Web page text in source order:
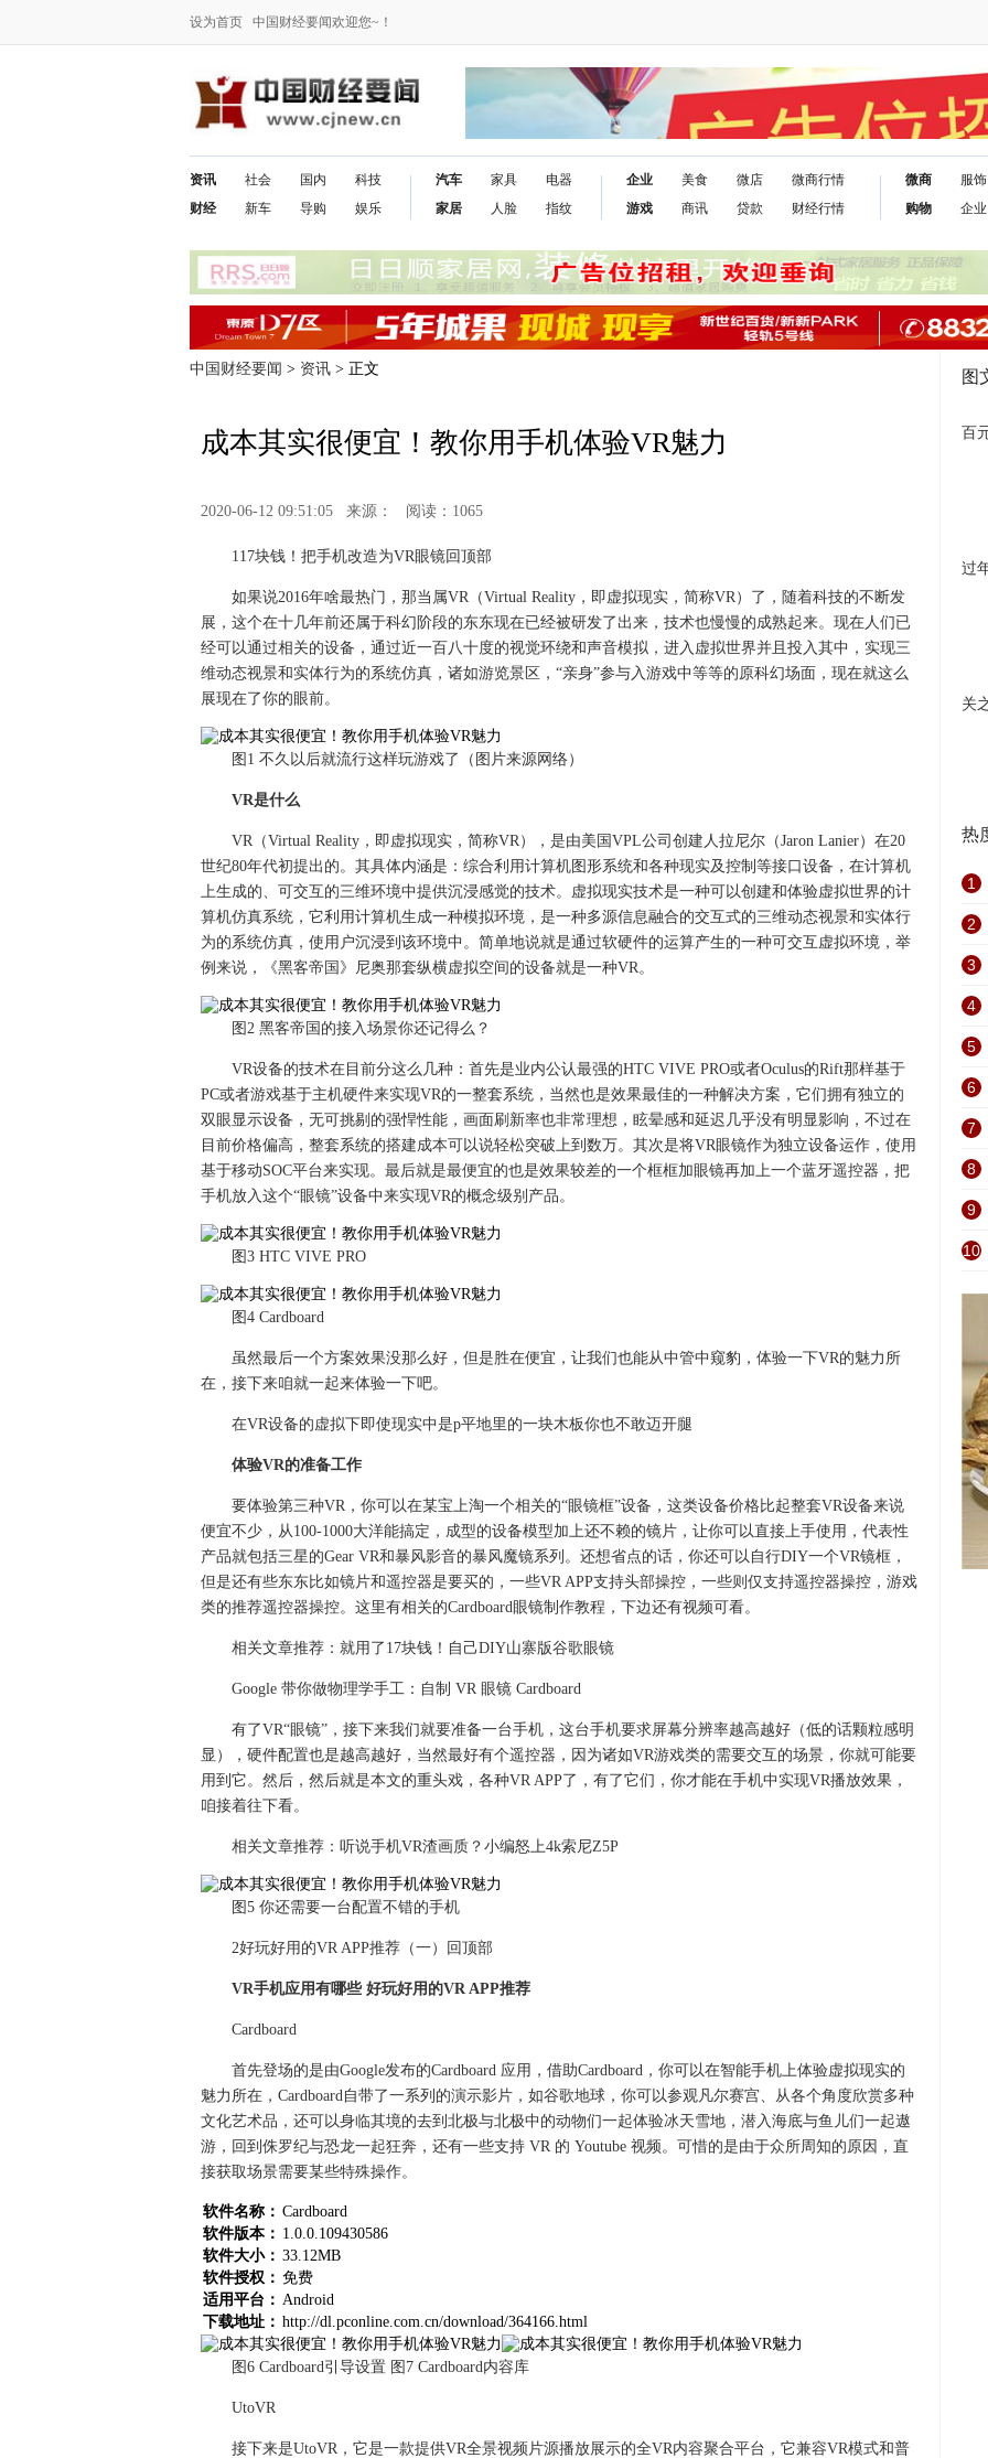
设为首页 中国财经要闻欢迎您~！
资讯
财经
社会
新车
国内
导购
科技
娱乐
汽车
家居
家具
人脸
电器
指纹
企业
游戏
美食
商讯
微店
贷款
微商行情
财经行情
微商
购物
服饰
企业
中国财经要闻 > 资讯 > 正文
成本其实很便宜！教你用手机体验VR魅力
2020-06-12 09:51:05 来源： 阅读：1065
117块钱！把手机改造为VR眼镜回顶部
如果说2016年啥最热门，那当属VR（Virtual Reality，即虚拟现实，简称VR）了，随着科技的不断发
展，这个在十几年前还属于科幻阶段的东东现在已经被研发了出来，技术也慢慢的成熟起来。现在人们已
经可以通过相关的设备，通过近一百八十度的视觉环绕和声音模拟，进入虚拟世界并且投入其中，实现三
维动态视景和实体行为的系统仿真，诸如游览景区，“亲身”参与入游戏中等等的原科幻场面，现在就这么
展现在了你的眼前。
图1 不久以后就流行这样玩游戏了（图片来源网络）
VR是什么
VR（Virtual Reality，即虚拟现实，简称VR），是由美国VPL公司创建人拉尼尔（Jaron Lanier）在20
世纪80年代初提出的。其具体内涵是：综合利用计算机图形系统和各种现实及控制等接口设备，在计算机
上生成的、可交互的三维环境中提供沉浸感觉的技术。虚拟现实技术是一种可以创建和体验虚拟世界的计
算机仿真系统，它利用计算机生成一种模拟环境，是一种多源信息融合的交互式的三维动态视景和实体行
为的系统仿真，使用户沉浸到该环境中。简单地说就是通过软硬件的运算产生的一种可交互虚拟环境，举
例来说，《黑客帝国》尼奥那套纵横虚拟空间的设备就是一种VR。
图2 黑客帝国的接入场景你还记得么？
VR设备的技术在目前分这么几种：首先是业内公认最强的HTC VIVE PRO或者Oculus的Rift那样基于
PC或者游戏基于主机硬件来实现VR的一整套系统，当然也是效果最佳的一种解决方案，它们拥有独立的
双眼显示设备，无可挑剔的强悍性能，画面刷新率也非常理想，眩晕感和延迟几乎没有明显影响，不过在
目前价格偏高，整套系统的搭建成本可以说轻松突破上到数万。其次是将VR眼镜作为独立设备运作，使用
基于移动SOC平台来实现。最后就是最便宜的也是效果较差的一个框框加眼镜再加上一个蓝牙遥控器，把
手机放入这个“眼镜”设备中来实现VR的概念级别产品。
图3 HTC VIVE PRO
图4 Cardboard
虽然最后一个方案效果没那么好，但是胜在便宜，让我们也能从中管中窥豹，体验一下VR的魅力所
在，接下来咱就一起来体验一下吧。
在VR设备的虚拟下即使现实中是p平地里的一块木板你也不敢迈开腿
体验VR的准备工作
要体验第三种VR，你可以在某宝上淘一个相关的“眼镜框”设备，这类设备价格比起整套VR设备来说
便宜不少，从100-1000大洋能搞定，成型的设备模型加上还不赖的镜片，让你可以直接上手使用，代表性
产品就包括三星的Gear VR和暴风影音的暴风魔镜系列。还想省点的话，你还可以自行DIY一个VR镜框，
但是还有些东东比如镜片和遥控器是要买的，一些VR APP支持头部操控，一些则仅支持遥控器操控，游戏
类的推荐遥控器操控。这里有相关的Cardboard眼镜制作教程，下边还有视频可看。
相关文章推荐：就用了17块钱！自己DIY山寨版谷歌眼镜
Google 带你做物理学手工：自制 VR 眼镜 Cardboard
有了VR“眼镜”，接下来我们就要准备一台手机，这台手机要求屏幕分辨率越高越好（低的话颗粒感明
显），硬件配置也是越高越好，当然最好有个遥控器，因为诸如VR游戏类的需要交互的场景，你就可能要
用到它。然后，然后就是本文的重头戏，各种VR APP了，有了它们，你才能在手机中实现VR播放效果，
咱接着往下看。
相关文章推荐：听说手机VR渣画质？小编怒上4k索尼Z5P
图5 你还需要一台配置不错的手机
2好玩好用的VR APP推荐（一）回顶部
VR手机应用有哪些 好玩好用的VR APP推荐
Cardboard
首先登场的是由Google发布的Cardboard 应用，借助Cardboard，你可以在智能手机上体验虚拟现实的
魅力所在，Cardboard自带了一系列的演示影片，如谷歌地球，你可以参观凡尔赛宫、从各个角度欣赏多种
文化艺术品，还可以身临其境的去到北极与北极中的动物们一起体验冰天雪地，潜入海底与鱼儿们一起遨
游，回到侏罗纪与恐龙一起狂奔，还有一些支持 VR 的 Youtube 视频。可惜的是由于众所周知的原因，直
接获取场景需要某些特殊操作。
软件名称： Cardboard
软件版本： 1.0.0.109430586
软件大小： 33.12MB
软件授权： 免费
适用平台： Android
下载地址： http://dl.pconline.com.cn/download/364166.html
图6 Cardboard引导设置 图7 Cardboard内容库
UtoVR
接下来是UtoVR，它是一款提供VR全景视频片源播放展示的全VR内容聚合平台，它兼容VR模式和普
图
百
过
关
热
1
2
3
4
5
6
7
8
9
10